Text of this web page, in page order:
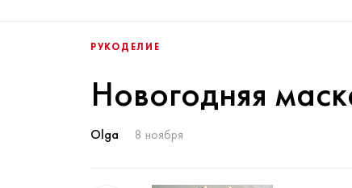
РУКОДЕЛИЕ
Новогодняя
Olga 8 ноября